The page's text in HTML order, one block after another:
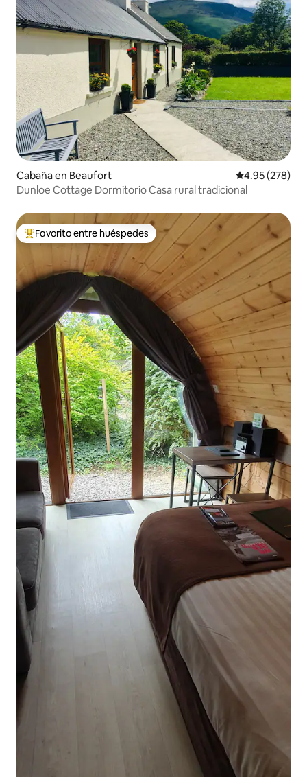
Cabaña en Beaufort Calificación
4.95 (278)
Dunloe Cottage Dormitorio Casa rural tradicional
Favorito entre huéspedes preferido
Favorito entre huéspedes